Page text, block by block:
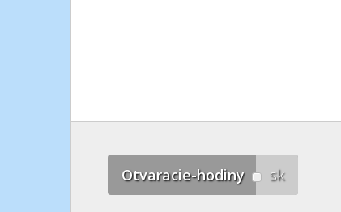
Otvaracie-hodiny sk